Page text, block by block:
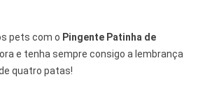
pets com o Pingente Patinha de
e tenha sempre consigo a lembrança
quatro patas!